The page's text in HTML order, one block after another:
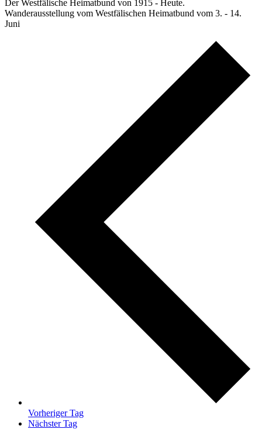
Der Westfälische Heimatbund von 1915 - Heute.
Wanderausstellung vom Westfälischen Heimatbund vom 3. - 14.
Juni
Vorheriger Tag
Nächster Tag